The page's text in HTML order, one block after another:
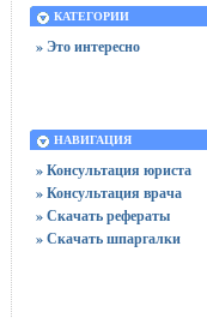
КАТЕГОРИИ
» Это интересно
НАВИГАЦИЯ
» Консультация юриста
» Консультация врача
» Скачать рефераты
» Скачать шпаргалки